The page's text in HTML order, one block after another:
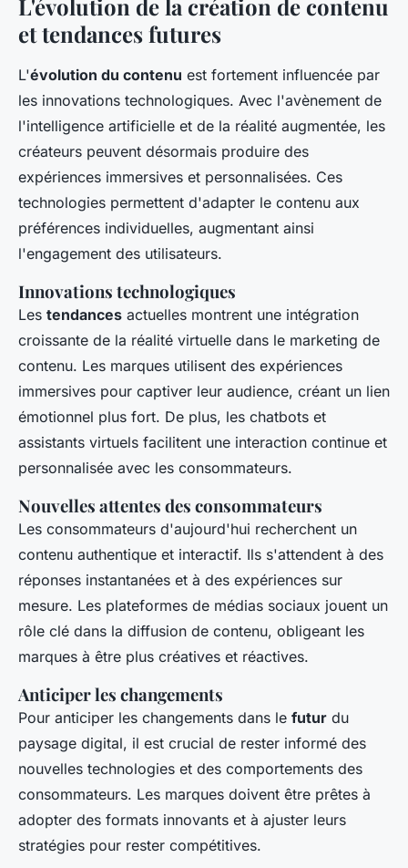
L'évolution de la création de contenu
et tendances futures
L'évolution du contenu est fortement influencée par
les innovations technologiques. Avec l'avènement de
l'intelligence artificielle et de la réalité augmentée, les
créateurs peuvent désormais produire des
expériences immersives et personnalisées. Ces
technologies permettent d'adapter le contenu aux
préférences individuelles, augmentant ainsi
l'engagement des utilisateurs.
Innovations technologiques
Les tendances actuelles montrent une intégration
croissante de la réalité virtuelle dans le marketing de
contenu. Les marques utilisent des expériences
immersives pour captiver leur audience, créant un lien
émotionnel plus fort. De plus, les chatbots et
assistants virtuels facilitent une interaction continue et
personnalisée avec les consommateurs.
Nouvelles attentes des consommateurs
Les consommateurs d'aujourd'hui recherchent un
contenu authentique et interactif. Ils s'attendent à des
réponses instantanées et à des expériences sur
mesure. Les plateformes de médias sociaux jouent un
rôle clé dans la diffusion de contenu, obligeant les
marques à être plus créatives et réactives.
Anticiper les changements
Pour anticiper les changements dans le futur du
paysage digital, il est crucial de rester informé des
nouvelles technologies et des comportements des
consommateurs. Les marques doivent être prêtes à
adopter des formats innovants et à ajuster leurs
stratégies pour rester compétitives.